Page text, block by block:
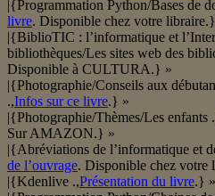
|{Programmation Python/Bases de
livre. Disponible chez votre
|{BiblioTIC : l’informatique et
bibliothèques/Les sites web des
Disponible à CULTURA.} »
|{Photographie/Conseils aux
.,Infos sur ce livre.} »
|{Photographie/Thèmes/Les enfants
Sur AMAZON.} »
|{Abréviations de l’informatique et
de l’ouvrage. Disponible chez votre
|{Kdenlive .,Présentation du livre.} »